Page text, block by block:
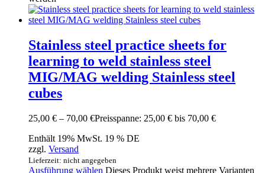
Stainless steel practice sheets for
learning to weld stainless steel
MIG/MAG welding Stainless steel
cubes
25,00 € – 70,00 €Preisspanne: 25,00 € bis 70,00 €
Enthält 19% MwSt. 19 % DE
zzgl. Versand
Lieferzeit: nicht angegeben
Ausführung wählen Dieses Produkt weist mehrere Varianten